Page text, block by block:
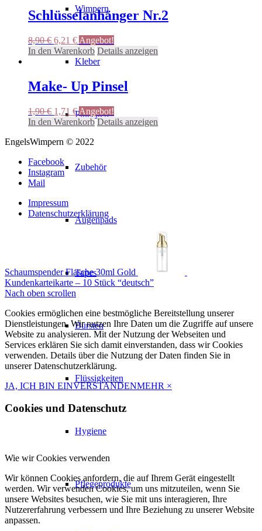
Wimpern
Kleber
Pinzetten
Zubehör
Augenpads
Tapes
Bürsten
Flüssigkeiten
Hygiene
Pflegeprodukte
mehrere
Varianten
Die
Optionen
der
Produktseite
gewählt
werden
Schlüsselanhänger Nr.2
8,90€ Ursprünglicher
Preis
war:
6,21 €Aktueller
Preis
ist:
Angebot!
In den Warenkorb Details anzeigen
Make- Up Pinsel
1,90€ Ursprünglicher
Preis
1,90 €
1,71 €Aktueller
Preis
1,71 €.
Angebot!
In den Warenkorb Details anzeigen
EngelsWimpern © 2022
Facebook
Instagram
Mail
Impressum
Datenschutzerklärung
Schaumspender Flasche 30ml Gold
Kundenkarteikarte – 10 Stück “deutsch”
Nach oben scrollen
Cookies ermöglichen eine bestmögliche Bereitstellung unserer
Dienstleistungen. Wir nutzen Ihre Daten um die Zugriffe auf unsere
Website zu analysieren. Mit der Nutzung der Webseiten und
Services erklären Sie sich damit einverstanden, dass wir Cookies
verwenden. Details über die Nutzung der Daten finden Sie in
unserer Datenschutzerklärung.
JA, ICH BIN EINVERSTANDENMEHR ×
Cookies und Datenschutz
Wie wir Cookies verwenden
Wir können Cookies anfordern, die auf Ihrem Gerät eingestellt
werden. Wir verwenden Cookies, um uns mitzuteilen, wenn Sie
unsere Websites besuchen, wie Sie mit uns interagieren, Ihre
Nutzererfahrung verbessern und Ihre Beziehung zu unserer Website
anpassen.